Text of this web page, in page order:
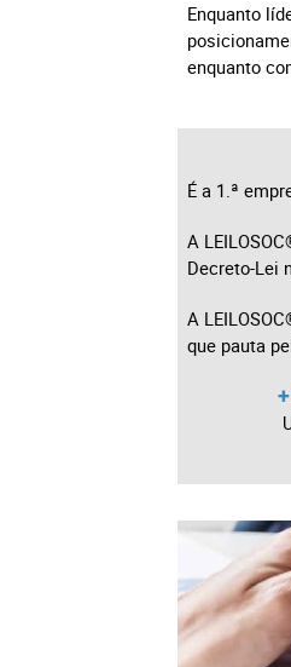
Enquanto
enquanto
É a 1.ª
A
Decreto-Lei
A
que pauta